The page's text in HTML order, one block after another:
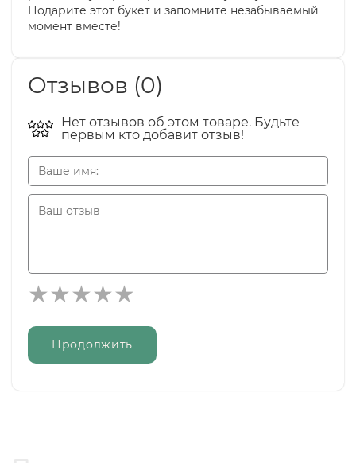
Подарите этот букет и запомните незабываемый
момент вместе!
Отзывов (0)
Нет отзывов об этом товаре. Будьте
первым кто добавит отзыв!
Продолжить